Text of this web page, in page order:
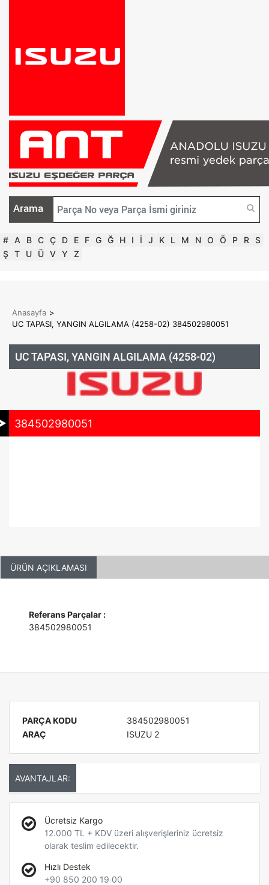
Arama
# A B C Ç D E F G Ğ H I İ J K L M N O Ö P R S
Ş T U Ü V Y Z
Anasayfa >
UC TAPASI, YANGIN ALGILAMA (4258-02) 384502980051
UC TAPASI, YANGIN ALGILAMA (4258-02)
384502980051
ÜRÜN AÇIKLAMASI
Referans Parçalar :
384502980051
PARÇA KODU
384502980051
ARAÇ
ISUZU 2
AVANTAJLAR:
Ücretsiz Kargo
12.000 TL + KDV üzeri alışverişleriniz ücretsiz
olarak teslim edilecektir.
Hızlı Destek
+90 850 200 19 00